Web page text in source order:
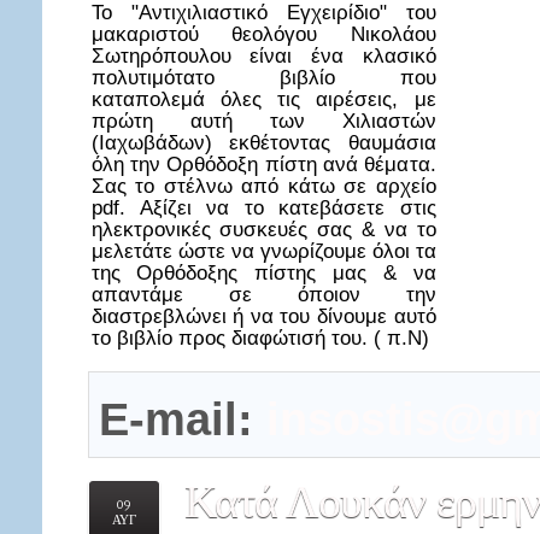
Το "Αντιχιλιαστικό Εγχειρίδιο" του
μακαριστού θεολόγου Νικολάου
Σωτηρόπουλου είναι ένα κλασικό
πολυτιμότατο βιβλίο που
καταπολεμά όλες τις αιρέσεις, με
πρώτη αυτή των Χιλιαστών
(Ιαχωβάδων) εκθέτοντας θαυμάσια
όλη την Ορθόδοξη πίστη ανά θέματα.
Σας το στέλνω από κάτω σε αρχείο
pdf. Αξίζει να το κατεβάσετε στις
ηλεκτρονικές συσκευές σας & να το
μελετάτε ώστε να γνωρίζουμε όλοι τα
της Ορθόδοξης πίστης μας & να
απαντάμε σε όποιον την
διαστρεβλώνει ή να του δίνουμε αυτό
το βιβλίο προς διαφώτισή του. ( π.Ν)
E-mail:
09
ΑΥΓ
Κατά Λουκάν